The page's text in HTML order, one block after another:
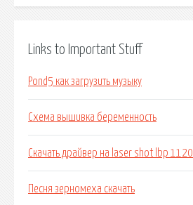
Links to Important Stuff
Pond5 как загрузить музыку
Схема вышивка беременность
Скачать драйвер на laser shot lbp 1120
Песня зерномеха скачать